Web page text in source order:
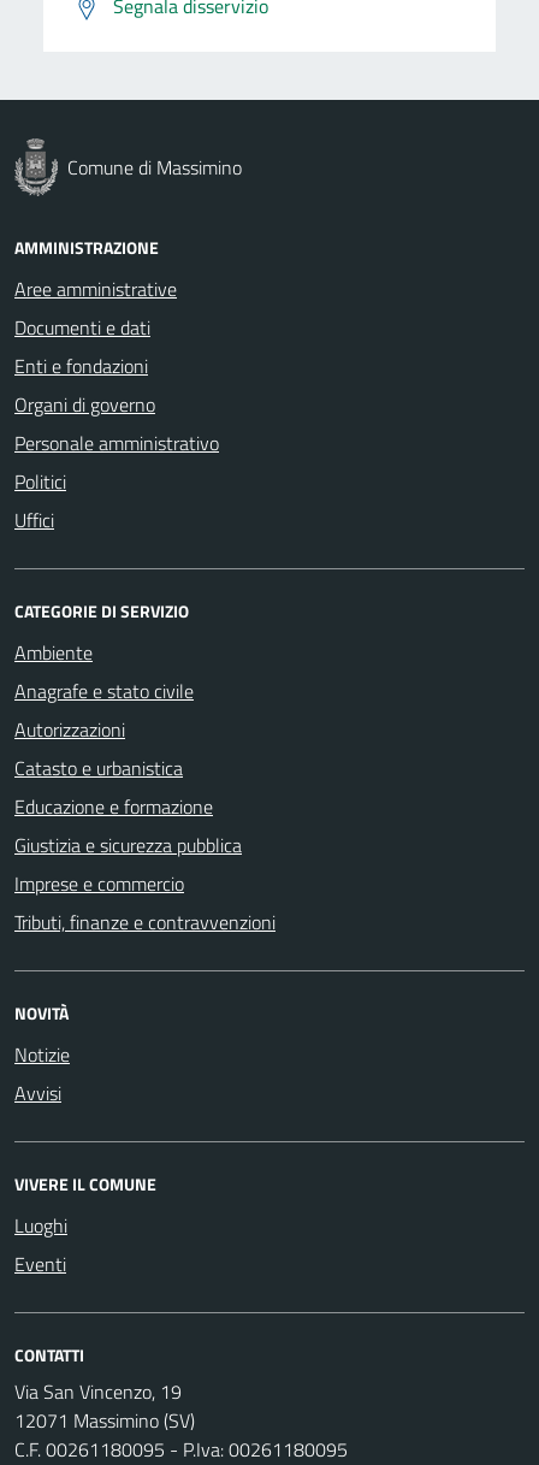
Comune di Massimino
AMMINISTRAZIONE
Aree amministrative
Documenti e dati
Enti e fondazioni
Organi di governo
Personale amministrativo
Politici
Uffici
CATEGORIE DI SERVIZIO
Ambiente
Anagrafe e stato civile
Autorizzazioni
Catasto e urbanistica
Educazione e formazione
Giustizia e sicurezza pubblica
Imprese e commercio
Tributi, finanze e contravvenzioni
NOVITÀ
Notizie
Avvisi
VIVERE IL COMUNE
Luoghi
Eventi
CONTATTI
Via San Vincenzo, 19
12071 Massimino (SV)
C.F. 00261180095 - P.Iva: 00261180095